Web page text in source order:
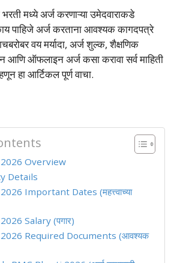
मध्ये अर्ज करणाऱ्या उमेदवाराकडे
पाहिजे अर्ज करताना आवश्यक कागदपत्रे
वय मर्यादा, अर्ज शुल्क, शैक्षणिक
आणि ऑफलाइन अर्ज कसा करावा सर्व माहिती
हा आर्टिकल पूर्ण वाचा.
Overview
Details
Important Dates (महत्त्वाच्या
Salary (पगार)
Required Documents (आवश्यक